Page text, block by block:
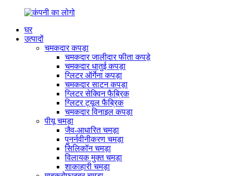
घर
उत्पादों
चमकदार कपड़ा
चमकदार जालीदार फीता कपड़े
चमकदार धातुई कपड़ा
ग्लिटर ऑर्गेना कपड़ा
चमकदार साटन कपड़ा
ग्लिटर सेक्विन फैब्रिक
ग्लिटर ट्यूल फैब्रिक
चमकदार विनाइल कपड़ा
पीयू चमड़ा
जैव-आधारित चमड़ा
पुनर्नवीनीकरण चमड़ा
सिलिकॉन चमड़ा
विलायक मुक्त चमड़ा
शाकाहारी चमड़ा